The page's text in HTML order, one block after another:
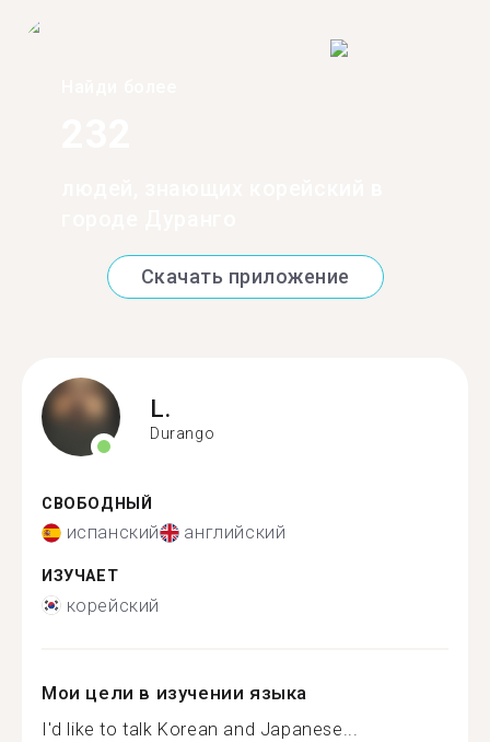
Скачать приложение
L.
Durango
СВОБОДНЫЙ
испанский английский
ИЗУЧАЕТ
корейский
Мои цели в изучении языка
I'd like to talk Korean and Japanese...